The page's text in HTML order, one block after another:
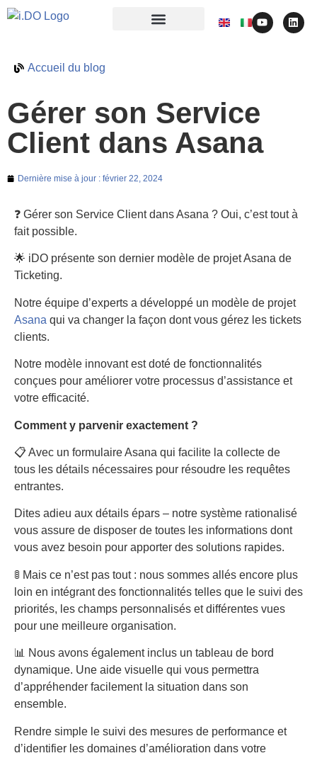
Accueil du blog
Gérer son Service
Client dans Asana
Dernière mise à jour : février 22, 2024
❓ Gérer son Service Client dans Asana ? Oui, c’est tout à
fait possible.
🌟 iDO présente son dernier modèle de projet Asana de
Ticketing.
Notre équipe d’experts a développé un modèle de projet
Asana qui va changer la façon dont vous gérez les tickets
clients.
Notre modèle innovant est doté de fonctionnalités
conçues pour améliorer votre processus d’assistance et
votre efficacité.
Comment y parvenir exactement ?
📋 Avec un formulaire Asana qui facilite la collecte de
tous les détails nécessaires pour résoudre les requêtes
entrantes.
Dites adieu aux détails épars – notre système rationalisé
vous assure de disposer de toutes les informations dont
vous avez besoin pour apporter des solutions rapides.
🚦 Mais ce n’est pas tout : nous sommes allés encore plus
loin en intégrant des fonctionnalités telles que le suivi des
priorités, les champs personnalisés et différentes vues
pour une meilleure organisation.
📊 Nous avons également inclus un tableau de bord
dynamique. Une aide visuelle qui vous permettra
d’appréhender facilement la situation dans son
ensemble.
Rendre simple le suivi des mesures de performance et
d’identifier les domaines d’amélioration dans votre